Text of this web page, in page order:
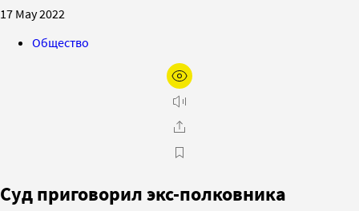
17 May 2022
Общество
Суд приговорил экс-полковника